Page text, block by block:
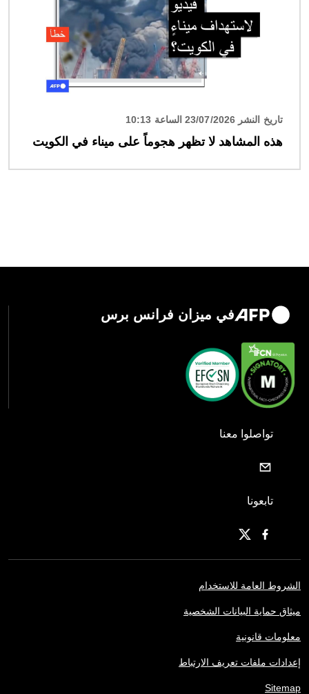
تاريخ النشر 23/07/2026 الساعة 10:13
هذه المشاهد لا تظهر هجوماً على ميناء في الكويت
في ميزان فرانس برس
تواصلوا معنا
تابعونا
الشروط العامة للاستخدام
ميثاق حماية البيانات الشخصية
معلومات قانونية
إعدادات ملفات تعريف الارتباط
Sitemap